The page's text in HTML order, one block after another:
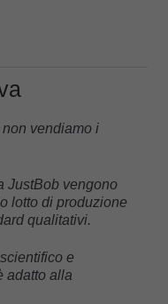
vendiamo i
JustBob vengono
lotto di produzione
qualitativi.
e
adatto alla